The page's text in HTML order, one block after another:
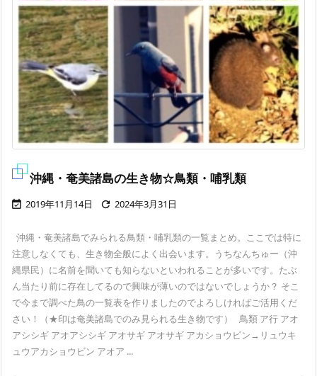
沖縄・奄美諸島の生き物☆鳥類・哺乳類
 2019年11月14日  2024年3月31日
沖縄・奄美諸島でみられる鳥類・哺乳類の一覧まとめ。ここでは特に
注意しなくても、生き物全般によく出会います。うちなんちゅー（沖
縄県民）に名前を聞いても知らないといわれることが多いです。たぶ
ん当たり前に存在してるので興味が薄いのではないでしょうか？ そこ
で今まで調べた鳥の一覧表を作りましたのでよろしければご活用くだ
さい！（★印は奄美諸島でのみ見られる生き物です） 鳥類 ア行 アオ
アシシギ アオアシシギ アオサギ アオサギ アカショウビン→リュウキ
ュウアカショウビン アオア ...